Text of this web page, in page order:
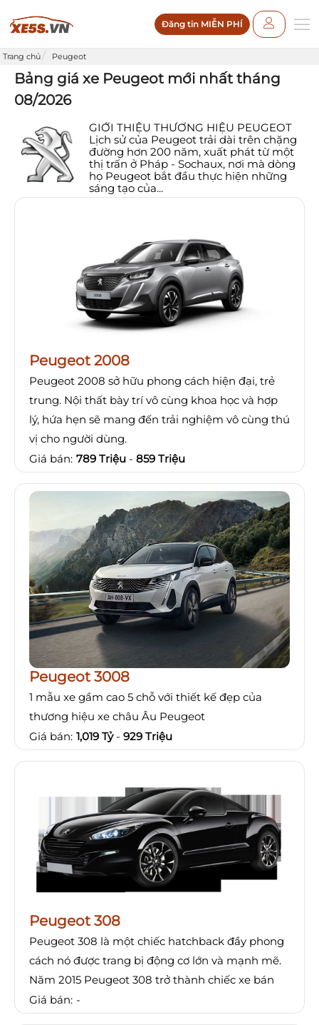
Đăng tin MIỄN PHÍ
Trang chủ Peugeot
Bảng giá xe Peugeot mới nhất tháng
08/2026
GIỚI THIỆU THƯƠNG HIỆU PEUGEOT
Lịch sử của Peugeot trải dài trên chặng
đường hơn 200 năm, xuất phát từ một
thị trấn ở Pháp - Sochaux, nơi mà dòng
họ Peugeot bắt đầu thực hiện những
sáng tạo của...
Peugeot 2008
Peugeot 2008 sở hữu phong cách hiện đại, trẻ
trung. Nội thất bày trí vô cùng khoa học và hợp
lý, hứa hẹn sẽ mang đến trải nghiệm vô cùng thú
vị cho người dùng.
Giá bán: 789 Triệu - 859 Triệu
Peugeot 3008
1 mẫu xe gầm cao 5 chỗ với thiết kế đẹp của
thương hiệu xe châu Âu Peugeot
Giá bán: 1,019 Tỷ - 929 Triệu
Peugeot 308
Peugeot 308 là một chiếc hatchback đầy phong
cách nó được trang bị động cơ lớn và mạnh mẽ.
Năm 2015 Peugeot 308 trở thành chiếc xe bán
Giá bán: -